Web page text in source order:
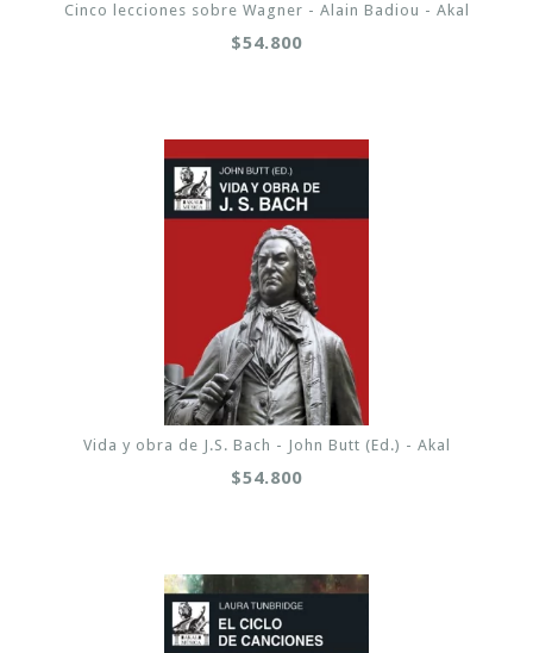
Cinco lecciones sobre Wagner - Alain Badiou - Akal
$54.800
Vida y obra de J.S. Bach - John Butt (Ed.) - Akal
$54.800